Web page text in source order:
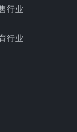
行业
行业